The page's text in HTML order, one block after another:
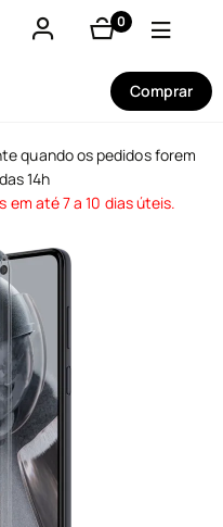
0
produtos
Comprar
quando os pedidos forem
14h
em até 7 a 10 dias úteis.